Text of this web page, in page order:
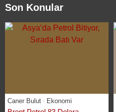
Son Konular
Caner Bulut Ekonomi